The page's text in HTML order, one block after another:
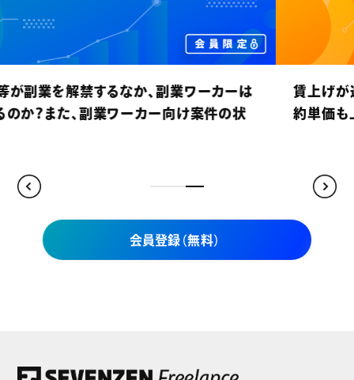
賃上げが進む昨今、フリーランスコンサルタントの契
約単価も上昇傾向にあるのか？
会員登録（無料）
セブンゼンフリーランスだけの